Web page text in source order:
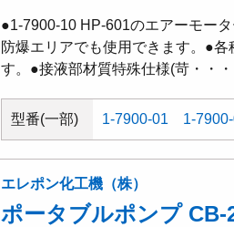
●1-7900-10 HP-601のエアーモー
防爆エリアでも使用できます。●
す。●接液部材質特殊仕様(苛・・・
型番(一部) 1-7900-01 1-
エレポン化工機（株）
ポータブルポンプ CB-